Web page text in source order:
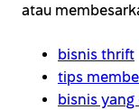
atau
bisnis thrift
tips
bisnis